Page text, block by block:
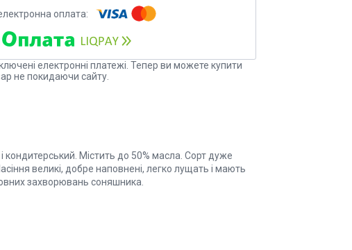
електронні платежі. Тепер ви можете купити
не покидаючи сайту.
кондитерський. Містить до 50% масла. Сорт дуже
великі, добре наповнені, легко лущать і мають
захворювань соняшника.